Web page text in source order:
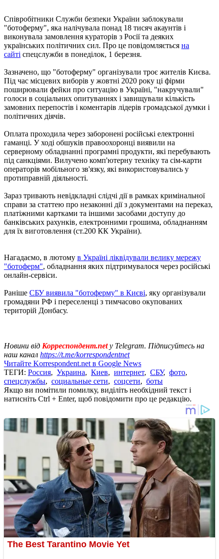
Співробітники Служби безпеки України заблокували
"ботоферму", яка налічувала понад 18 тисяч акаунтів і
виконувала замовлення кураторів з Росії та деяких
українських політичних сил. Про це повідомляється на
сайті спецслужби в понеділок, 1 березня.
Зазначено, що "ботоферму" організували троє жителів Києва.
Під час місцевих виборів у жовтні 2020 року ці фірми
поширювали фейки про ситуацію в Україні, "накручували"
голоси в соціальних опитуваннях і завищували кількість
замовних перепостів і коментарів лідерів громадської думки і
політичних діячів.
Оплата проходила через заборонені російські електронні
гаманці. У ході обшуків правоохоронці виявили на
серверному обладнанні програмні продукти, які перебувають
під санкціями. Вилучено комп'ютерну техніку та сім-карти
операторів мобільного зв'язку, які використовувались у
протиправній діяльності.
Зараз тривають невідкладні слідчі дії в рамках кримінальної
справи за статтею про незаконні дії з документами на переказ,
платіжними картками та іншими засобами доступу до
банківських рахунків, електронними грошима, обладнанням
для їх виготовлення (ст.200 КК України).
Нагадаємо, в лютому в Україні ліквідували велику мережу
"ботоферм", обладнання яких підтримувалося через російські
онлайн-сервіси.
Раніше СБУ виявила "ботоферму" в Києві, яку організували
громадяни РФ і переселенці з тимчасово окупованих
територій Донбасу.
Новини від Корреспондент.netу Telegram. Підписуйтесь на
наш канал https://t.me/korrespondentnet
Читайте Korrespondent.net в Google News
ТЕГИ: Россия, Украина, Киев, интернет, СБУ, фото,
спецслужбы, социальные сети, соцсети, боты
Якщо ви помітили помилку, виділіть необхідний текст і
натисніть Ctrl + Enter, щоб повідомити про це редакцію.